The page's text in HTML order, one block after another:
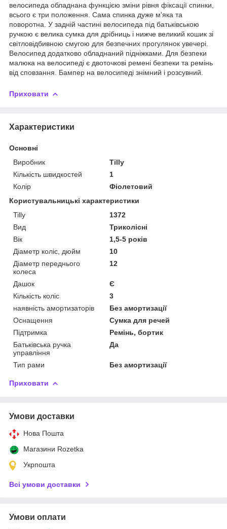
велосипеда обладнана функцією зміни рівня фіксації спинки,
всього є три положення. Сама спинка дуже м'яка та
поворотна. У задній частині велосипеда під батьківською
ручкою є велика сумка для дрібниць і нижче великий кошик зі
світловідбивною смугою для безпечних прогулянок увечері.
Велосипед додатково обладнаний підніжками. Для безпеки
малюка на велосипеді є двоточкові ремені безпеки та ремінь
від сповзання. Бампер на велосипеді знімний і розсувний.
Приховати
Характеристики
Основні
Виробник
Tilly
Кількість швидкостей
1
Колір
Фіолетовий
Користувальницькі характеристики
Tilly
1372
Вид
Триколісні
Вік
1,5-5 років
Діаметр коліс, дюйм
10
Діаметр переднього
колеса
12
Дашок
Є
Кількість коліс
3
наявність амортизаторів
Без амортизації
Оснащення
Сумка для речей
Підтримка
Ремінь, бортик
Батьківська ручка
управління
Да
Тип рами Без амортизації
Приховати
Умови доставки
Нова Пошта
Магазини Rozetka
Укрпошта
Всі умови доставки
Умови оплати